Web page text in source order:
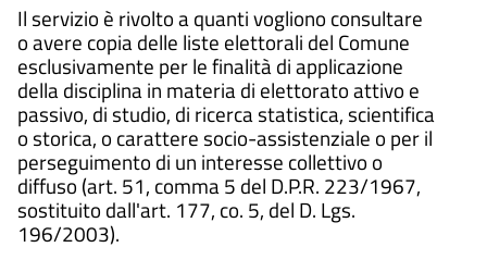
Il servizio è rivolto a quanti vogliono consultare
o avere copia delle liste elettorali del Comune
esclusivamente per le finalità di applicazione
della disciplina in materia di elettorato attivo e
passivo, di studio, di ricerca statistica, scientifica
o storica, o carattere socio-assistenziale o per il
perseguimento di un interesse collettivo o
diffuso (art. 51, comma 5 del D.P.R. 223/1967,
sostituito dall'art. 177, co. 5, del D. Lgs.
196/2003).